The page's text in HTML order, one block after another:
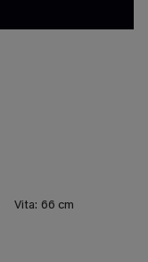
Vita: 66 cm